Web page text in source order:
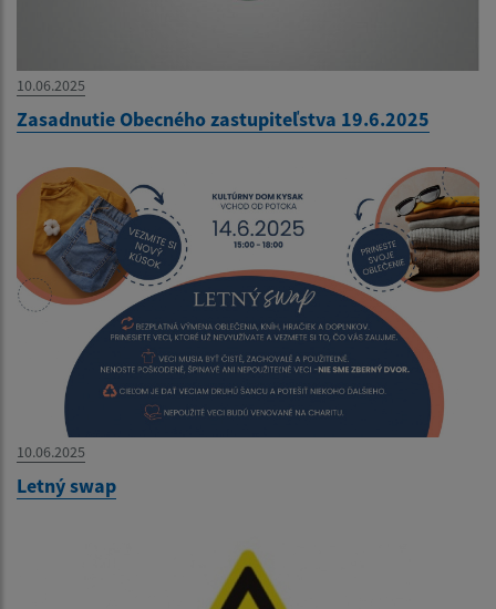
10.06.2025
Zasadnutie Obecného zastupiteľstva 19.6.2025
10.06.2025
Letný swap